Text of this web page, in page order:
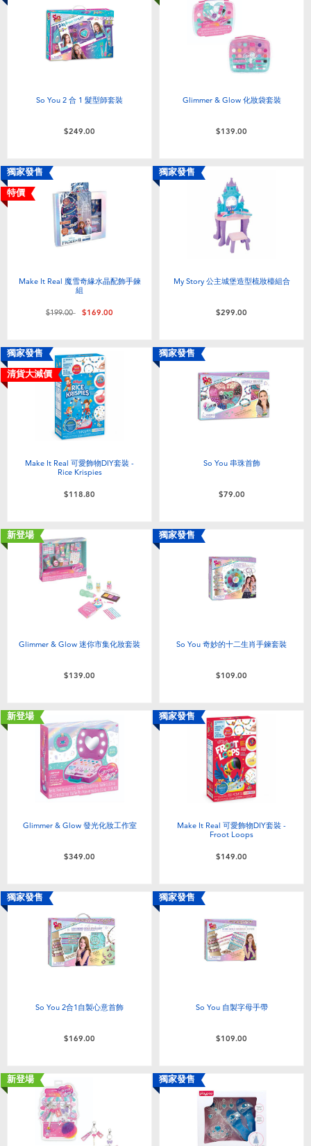
So You 2 合 1 髮型師套裝
$249.00
Glimmer & Glow 化妝袋套裝
$139.00
獨家發售
特價
Make It Real 魔雪奇緣水晶配飾手鍊
組
價格從
$199.00至$169.00
獨家發售
My Story 公主城堡造型梳妝檯組合
$299.00
獨家發售
清貨大減價
Make It Real 可愛飾物DIY套裝 -
Rice Krispies
$118.80
獨家發售
So You 串珠首飾
$79.00
新登場
Glimmer & Glow 迷你市集化妝套裝
$139.00
獨家發售
So You 奇妙的十二生肖手鍊套裝
$109.00
新登場
Glimmer & Glow 發光化妝工作室
$349.00
獨家發售
Make It Real 可愛飾物DIY套裝 -
Froot Loops
$149.00
獨家發售
So You 2合1自製心意首飾
$169.00
獨家發售
So You 自製字母手帶
$109.00
新登場 獨家發售